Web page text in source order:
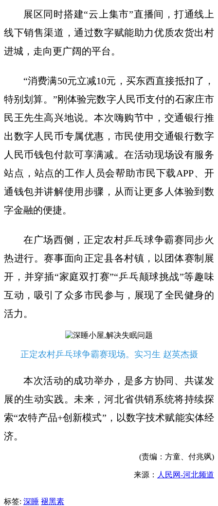
展区同时搭建“云上集市”直播间，打通线上
线下销售渠道，通过数字赋能助力优质农货出村
进城，走向更广阔的平台。
“消费满50元立减10元，买东西直接抵扣了，
特别划算。”刚体验完数字人民币支付的石家庄市
民王先生高兴地说。本次嗨购节中，交通银行推
出数字人民币专属优惠，市民使用交通银行数字
人民币钱包付款可享满减。在活动现场设有服务
站点，站点的工作人员会帮助市民下载APP、开
通钱包并讲解使用步骤，从而让更多人体验到数
字金融的便捷。
在广场西侧，正定农村乒乓球争霸赛同步火
热进行。赛事面向正定县各村镇，以团体赛制展
开，并穿插“家庭双打赛”“乒乓颠球挑战”等趣味
互动，吸引了众多市民参与，展现了全民健身的
活力。
正定农村乒乓球争霸赛现场。实习生 赵英杰摄
本次活动的成功举办，是多方协同、共谋发
展的生动实践。未来，河北省供销系统将持续探
索“农特产品+创新模式”，以数字技术赋能实体经
济。
(责编：方童、付兆飒)
来源： 人民网-河北频道
标签: 深睡 褪黑素